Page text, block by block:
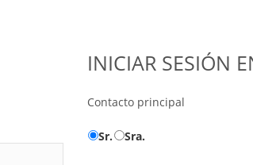
INICIAR SESIÓN
Contacto principal
Sr. Sra.